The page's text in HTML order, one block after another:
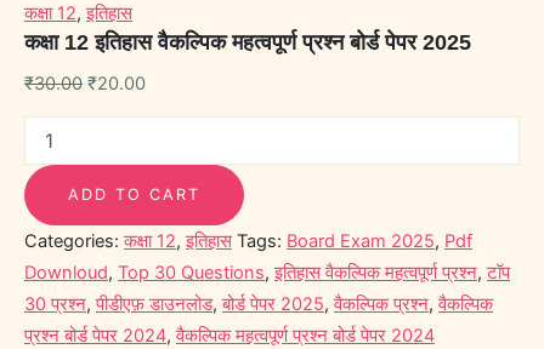
कक्षा 12,इतिहास
कक्षा 12 इतिहास वैकल्पिक महत्वपूर्ण प्रश्न बोर्ड पेपर 2025
₹30.00 ₹20.00
ADD TO CART
Categories:कक्षा 12,इतिहास Tags: Board Exam 2025, Pdf
Downloud, Top 30 Questions,इतिहास वैकल्पिक महत्वपूर्ण प्रश्न,टॉप
30 प्रश्न,पीडीएफ़ डाउनलोड,बोर्ड पेपर 2025,वैकल्पिक प्रश्न,वैकल्पिक
प्रश्न बोर्ड पेपर 2024,वैकल्पिक महत्वपूर्ण प्रश्न बोर्ड पेपर 2024